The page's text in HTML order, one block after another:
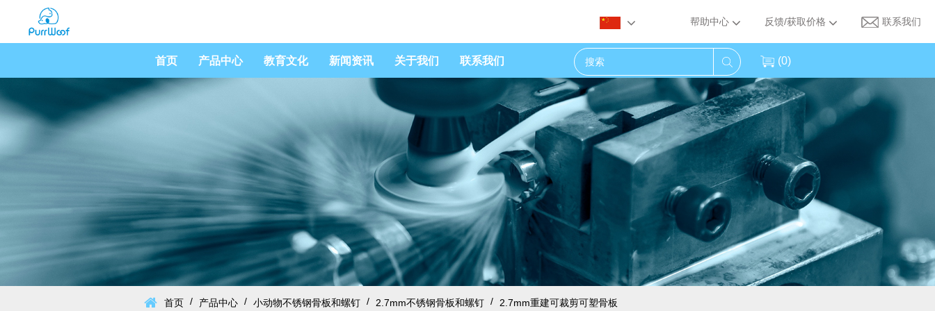
帮助中心 反馈/获取价格 联系我们
首页 产品中心 教育文化 新闻资讯 关于我们 联系我们 (0)
首页 / 产品中心 / 小动物不锈钢骨板和螺钉 / 2.7mm不锈钢骨板和螺钉 / 2.7mm重建可裁剪可塑骨板